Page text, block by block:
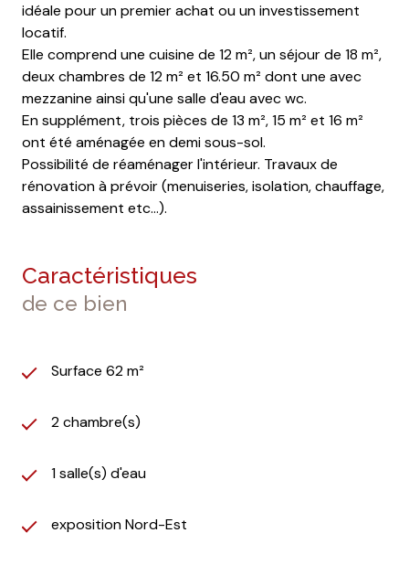
idéale pour un premier achat ou un investissement
locatif.
Elle comprend une cuisine de 12 m², un séjour de 18 m²,
deux chambres de 12 m² et 16.50 m² dont une avec
mezzanine ainsi qu'une salle d'eau avec wc.
En supplément, trois pièces de 13 m², 15 m² et 16 m²
ont été aménagée en demi sous-sol.
Possibilité de réaménager l'intérieur. Travaux de
rénovation à prévoir (menuiseries, isolation, chauffage,
assainissement etc...).
Caractéristiques
de ce bien
Surface 62 m²
2 chambre(s)
1 salle(s) d'eau
exposition Nord-Est